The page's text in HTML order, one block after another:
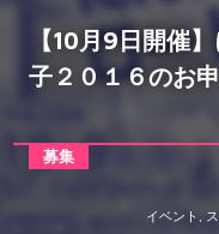
【10月9日開催
子２０１６のお
募集
イベント